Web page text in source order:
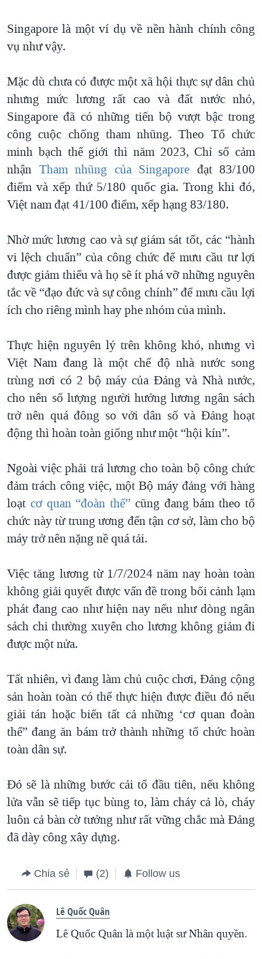
Singapore là một ví dụ về nền hành chính công
vụ như vậy.
Mặc dù chưa có được một xã hội thực sự dân chủ
nhưng mức lương rất cao và đất nước nhỏ,
Singapore đã có những tiến bộ vượt bậc trong
công cuộc chống tham nhũng. Theo Tổ chức
minh bạch thế giới thì năm 2023, Chỉ số cảm
nhận Tham nhũng của Singapore đạt 83/100
điểm và xếp thứ 5/180 quốc gia. Trong khi đó,
Việt nam đạt 41/100 điểm, xếp hạng 83/180.
Nhờ mức lương cao và sự giám sát tốt, các “hành
vi lệch chuẩn” của công chức để mưu cầu tư lợi
được giảm thiểu và họ sẽ ít phá vỡ những nguyên
tắc về “đạo đức và sự công chính” để mưu cầu lợi
ích cho riêng mình hay phe nhóm của mình.
Thực hiện nguyên lý trên không khó, nhưng vì
Việt Nam đang là một chế độ nhà nước song
trùng nơi có 2 bộ máy của Đảng và Nhà nước,
cho nên số lượng người hưởng lương ngân sách
trở nên quá đông so với dân số và Đảng hoạt
động thì hoàn toàn giống như một “hội kín”.
Ngoài việc phải trả lương cho toàn bộ công chức
đảm trách công việc, một Bộ máy đảng với hàng
loạt cơ quan “đoàn thể” cũng đang bám theo tổ
chức này từ trung ương đến tận cơ sở, làm cho bộ
máy trở nên nặng nề quá tải.
Việc tăng lương từ 1/7/2024 năm nay hoàn toàn
không giải quyết được vấn đề trong bối cảnh lạm
phát đang cao như hiện nay nếu như dòng ngân
sách chi thường xuyên cho lương không giảm đi
được một nửa.
Tất nhiên, vì đang làm chủ cuộc chơi, Đảng cộng
sản hoàn toàn có thể thực hiện được điều đó nếu
giải tán hoặc biến tất cả những ‘cơ quan đoàn
thể” đang ăn bám trở thành những tổ chức hoàn
toàn dân sự.
Đó sẽ là những bước cải tổ đầu tiên, nếu không
lửa vẫn sẽ tiếp tục bùng to, làm cháy cả lò, cháy
luôn cả bàn cờ tưởng như rất vững chắc mà Đảng
đã dày công xây dựng.
Chia sẻ (2) Follow us
Lê Quốc Quân
Lê Quốc Quân là một luật sư Nhân quyền.